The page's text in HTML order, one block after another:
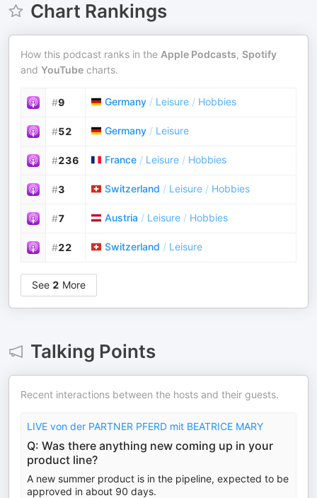
Chart Rankings
How this podcast ranks in the Apple Podcasts, Spotify
and YouTube charts.
#9 Germany / Leisure / Hobbies
#52 Germany / Leisure
#236 France / Leisure / Hobbies
#3 Switzerland / Leisure / Hobbies
#7 Austria / Leisure / Hobbies
#22 Switzerland / Leisure
See 2 More
Talking Points
Recent interactions between the hosts and their guests.
LIVE von der PARTNER PFERD mit BEATRICE MARY
Q: Was there anything new coming up in your
product line?
A new summer product is in the pipeline, expected to be
approved in about 90 days.